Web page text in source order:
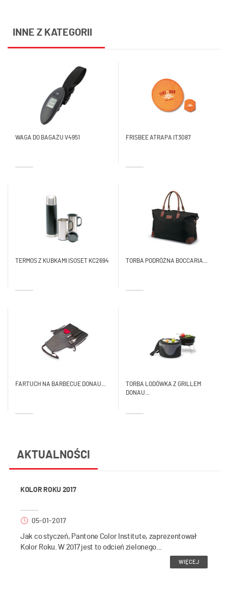
INNE Z KATEGORII
WAGA DO BAGAŻU V4951 FRISBEE ATRAPA IT3087
TERMOS Z KUBKAMI ISOSET KC2694 TORBA PODRÓŻNA BOCCARIA...
FARTUCH NA BARBECUE DONAU...
TORBA LODÓWKA Z GRILLEM
DONAU...
AKTUALNOŚCI
KOLOR ROKU 2017
05-01-2017
Jak co styczeń, Pantone Color Institute, zaprezentował
Kolor Roku. W 2017 jest to odcień zielonego...
WIĘCEJ